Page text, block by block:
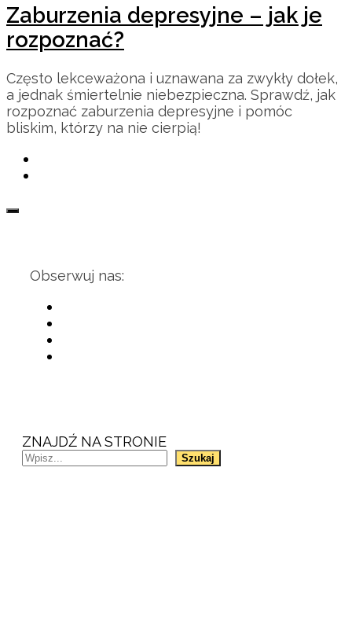
Zaburzenia depresyjne – jak je
rozpoznać?
Często lekceważona i uznawana za zwykły dołek,
a jednak śmiertelnie niebezpieczna. Sprawdź, jak
rozpoznać zaburzenia depresyjne i pomóc
bliskim, którzy na nie cierpią!
Obserwuj nas:
ZNAJDŹ NA STRONIE
Szukaj